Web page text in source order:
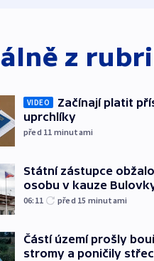
z
VIDEO
Začínají platit
uprchlíky
před 11 minutami
Státní zástupce
osobu v kauze
06:11 před 15 minutami
Částí území prošly
stromy a poničily